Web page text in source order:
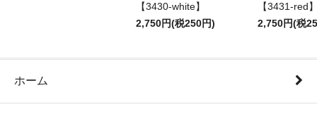
【3430-white】
2,750円(税250円)
【3431-red
2,750円(税
ホーム